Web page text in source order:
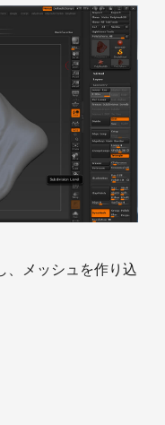
、メッシュを作り込